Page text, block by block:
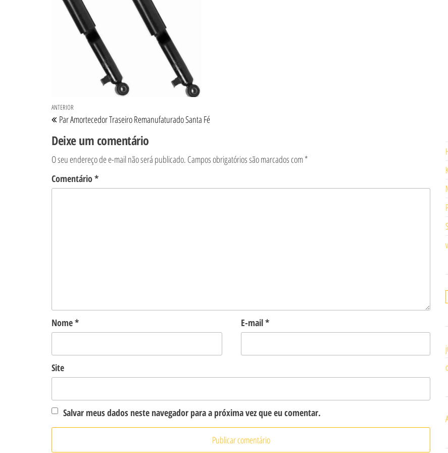
Navegação de Post
Post anterior
ANTERIOR
Par Amortecedor Traseiro Remanufaturado Santa Fé
Deixe um comentário
O seu endereço de e-mail não será publicado. Campos obrigatórios são marcados com*
Comentário*
Nome* E-mail*
Site
Salvar meus dados neste navegador para a próxima vez que eu comentar.